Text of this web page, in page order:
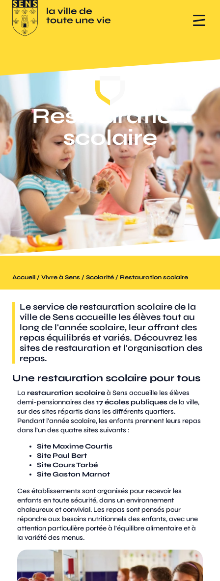
Accueil / Vivre à Sens / Scolarité / Restauration scolaire
Restauration
scolaire
Le service de restauration scolaire de la
ville de Sens accueille les élèves tout au
long de l'année scolaire, leur offrant des
repas équilibrés et variés. Découvrez les
sites de restauration et l'organisation des
repas.
Une restauration scolaire pour tous
La restauration scolaireà Sens accueille les élèves
demi-pensionnaires des17 écoles publiquesde la ville,
sur des sites répartis dans les différents quartiers.
Pendant l’année scolaire, les enfants prennent leurs repas
dans l’un des quatre sites suivants :
Site Maxime Courtis
Site Paul Bert
Site Cours Tarbé
Site Gaston Marnot
Ces établissements sont organisés pour recevoir les
enfants en toute sécurité, dans un environnement
chaleureux et convivial. Les repas sont pensés pour
répondre aux besoins nutritionnels des enfants, avec une
attention particulière portée à l’équilibre alimentaire et à
la variété des menus.